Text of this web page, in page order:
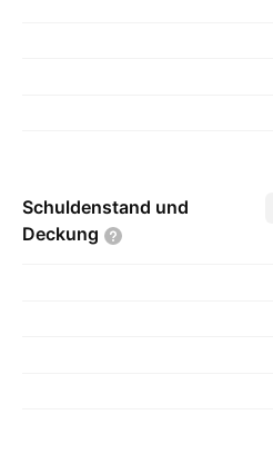
Schuldenstand und
Deckung